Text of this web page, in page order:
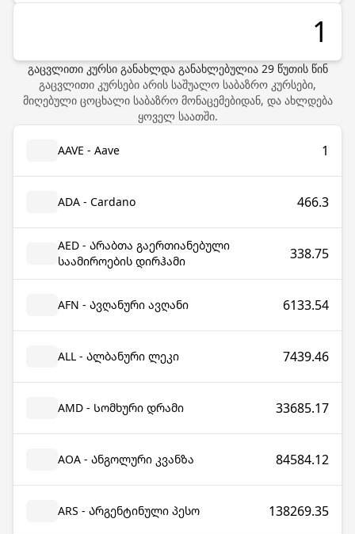
გაცვლითი კურსი განახლდა განახლებულია 29წუთის წინ
გაცვლითი კურსები არის საშუალო საბაზრო კურსები,
მიღებული ცოცხალი საბაზრო მონაცემებიდან, და ახლდება
ყოველ საათში.
AAVE - Aave 1
ADA - Cardano 466.3
AED - Არაბთა გაერთიანებული
საამიროების დირჰამი
338.75
AFN - Ავღანური ავღანი 6133.54
ALL - Ალბანური ლეკი 7439.46
AMD - Სომხური დრამი 33685.17
AOA - Ანგოლური კვანზა 84584.12
ARS - Არგენტინული პესო 138269.35